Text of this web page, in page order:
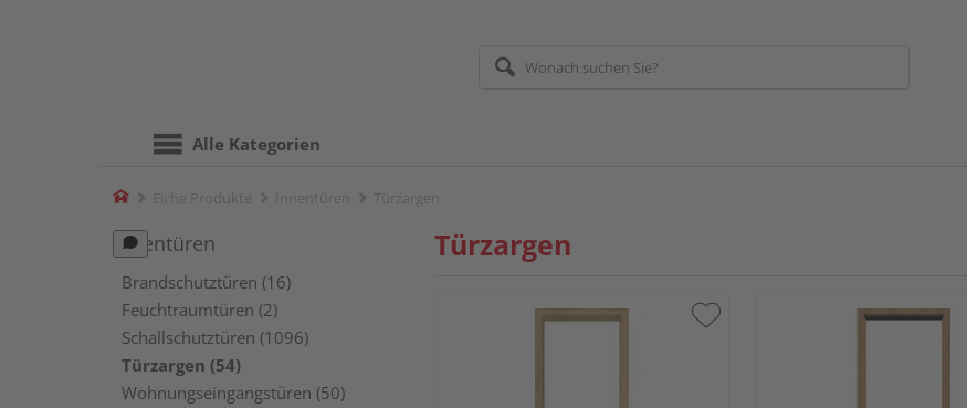
Alle Kategorien
Home
Innentüren
Brandschutztüren (16)
Feuchtraumtüren (2)
Schallschutztüren (1096)
Türzargen (54)
Wohnungseingangstüren (50)
Türzargen